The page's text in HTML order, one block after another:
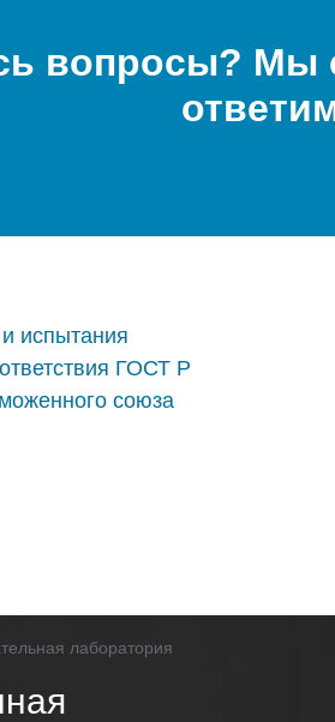
вопросы? Мы
испытания
ГОСТ Р
союза